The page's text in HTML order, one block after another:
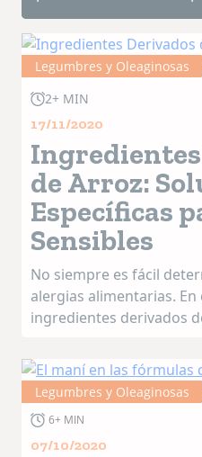
Legumbres y Oleaginosas
2+ MIN
17/11/2020
de Arroz:
Específicas
Sensibles
No siempre es fácil
alergias alimentarias.
ingredientes derivados
los alérgenos más
fuente de energ...
Legumbres y Oleaginosas
6+ MIN
07/10/2020